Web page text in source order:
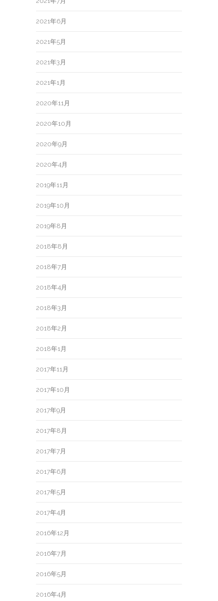
2021年6月
2021年5月
2021年3月
2021年1月
2020年11月
2020年10月
2020年9月
2020年4月
2019年11月
2019年10月
2019年8月
2018年8月
2018年7月
2018年4月
2018年3月
2018年2月
2018年1月
2017年11月
2017年10月
2017年9月
2017年8月
2017年7月
2017年6月
2017年5月
2017年4月
2016年12月
2016年7月
2016年5月
2016年4月